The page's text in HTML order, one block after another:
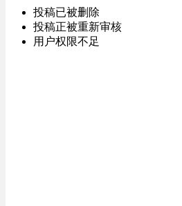
投稿已被删除
投稿正被重新审核
用户权限不足